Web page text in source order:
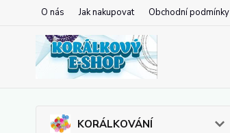
O nás Jak nakupovat Obchodní podmínky
KORÁLKOVÁNÍ